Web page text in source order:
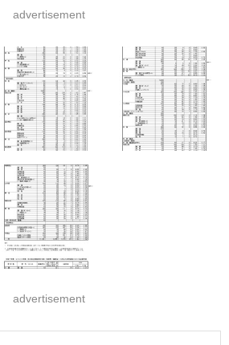
advertisement
advertisement